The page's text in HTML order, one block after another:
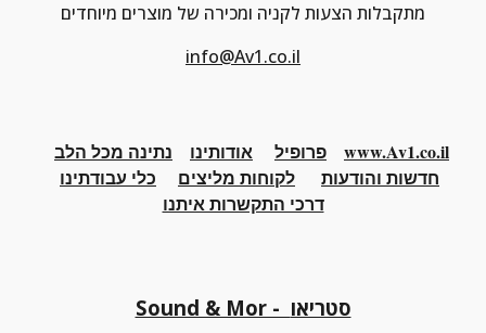
מתקבלות הצעות לקניה ומכירה של מוצרים מיוחדים
info@Av1.co.il
www.Av1.co.il פרופיל אודותינו
נתינה מכל הלב
חדשות והודעות
לקוחות מליצים כלי עבודתינו
דרכי התקשרות איתנו
Sound & Mor - סטריאו